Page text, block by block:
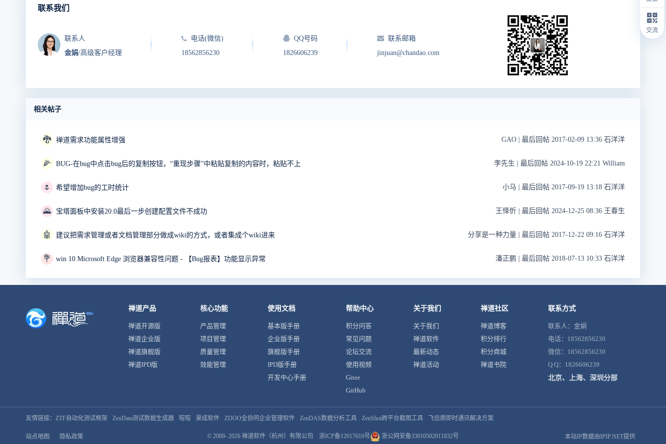
联系我们
联系人
金娟/高级客户经理
电话(微信)
18562856230
QQ号码
1826606239
联系邮箱
jinjuan@chandao.com
相关帖子
🐉 禅道需求功能属性增强 GAO 最后回帖 2017-02-09 13:36 石洋洋
🌽 BUG-在bug中点击bug后的复制按钮，“重现步骤”中粘贴复制的内容时，粘贴不上 李先生 最后回帖 2024-10-19 22:21 William
🌷 希望增加bug的工时统计 小马 最后回帖 2017-09-19 13:18 石洋洋
🌄 宝塔面板中安装20.0最后一步创建配置文件不成功 王怿忻 最后回帖 2024-12-25 08:36 王春生
🤖 建议把需求管理或者文档管理部分做成wiki的方式，或者集成个wiki进来 分享是一种力量 最后回帖 2017-12-22 09:16 石洋洋
💐 win 10 Microsoft Edge 浏览器兼容性问题 - 【Bug报表】功能显示异常 潘正鹏 最后回帖 2018-07-13 10:33 石洋洋
禅道产品
禅道开源版
禅道企业版
禅道旗舰版
禅道IPD版
核心功能
产品管理
项目管理
质量管理
效能管理
使用文档
基本版手册
企业版手册
旗舰版手册
IPD版手册
开发中心手册
帮助中心
积分问答
常见问题
论坛交流
使用视频
Gitee
GitHub
关于我们
关于我们
禅道软件
最新动态
禅道活动
禅道社区
禅道博客
积分排行
积分商城
禅道书院
联系方式
联系人：金娟
电话：18562856230
微信：18562856230
Q Q：1826606239
北京、上海、深圳分部
友情链接： ZTF自动化测试框架 ZenData测试数据生成器 喧喧 渠成软件 ZDOO全协同企业管理软件 ZenDAS数据分析工具 ZenShot跨平台截图工具 飞信鼎即时通讯解决方案
站点地图 隐私政策 © 2009- 2026 禅道软件（杭州）有限公司 浙ICP备12017616号 浙公网安备33010502011832号 本站IP数据由IPIP.NET提供
交流